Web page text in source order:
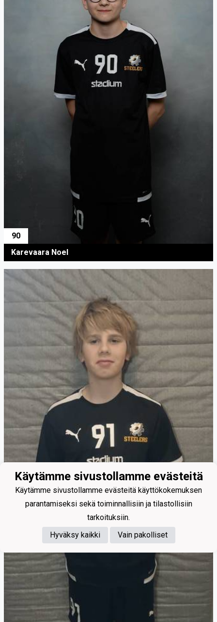
90
Karevaara Noel
Käytämme sivustollamme evästeitä
Käytämme sivustollamme evästeitä käyttökokemuksen
parantamiseksi sekä toiminnallisiin ja tilastollisiin
tarkoituksiin.
Hyväksy kaikki
Vain pakolliset